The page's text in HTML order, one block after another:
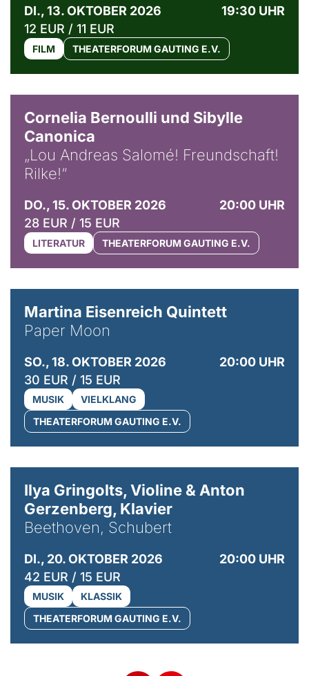
DI., 13. OKTOBER 2026
19:30 UHR
12 EUR / 11 EUR
FILM THEATERFORUM GAUTING E.V.
Cornelia Bernoulli und Sibylle
Canonica
„Lou Andreas Salomé! Freundschaft!
Rilke!“
DO., 15. OKTOBER 2026
20:00 UHR
28 EUR / 15 EUR
LITERATUR THEATERFORUM GAUTING E.V.
Martina Eisenreich Quintett
Paper Moon
SO., 18. OKTOBER 2026
20:00 UHR
30 EUR / 15 EUR
MUSIK
VIELKLANG
THEATERFORUM GAUTING E.V.
Ilya Gringolts, Violine & Anton
Gerzenberg, Klavier
Beethoven, Schubert
DI., 20. OKTOBER 2026
20:00 UHR
42 EUR / 15 EUR
MUSIK
KLASSIK
THEATERFORUM GAUTING E.V.